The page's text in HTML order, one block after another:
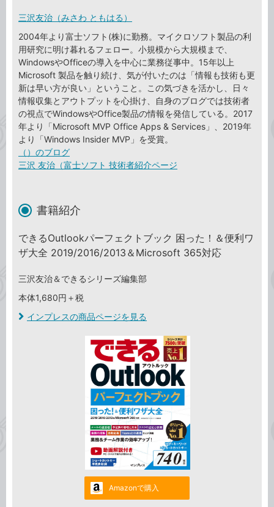
三沢友治（みさわ ともはる）
2004年より富士ソフト(株)に勤務。マイクロソフト製品の利
用研究に明け暮れるフェロー。小規模から大規模まで、
WindowsやOfficeの導入を中心に業務従事中。15年以上
Microsoft 製品を触り続け、気が付いたのは「情報も技術も更
新は早い方が良い」ということ。この気づきを活かし、日々
情報収集とアウトプットを心掛け、自身のブログでは技術者
の視点でWindowsやOffice製品の情報を発信している。2017
年より「Microsoft MVP Office Apps & Services」、2019年
より「Windows Insider MVP」を受賞。
（）のブログ
三沢 友治（富士ソフト 技術者紹介ページ
書籍紹介
できるOutlookパーフェクトブック 困った！＆便利ワ
ザ大全 2019/2016/2013＆Microsoft 365対応
三沢友治＆できるシリーズ編集部
本体1,680円＋税
インプレスの商品ページを見る
Amazonで購入